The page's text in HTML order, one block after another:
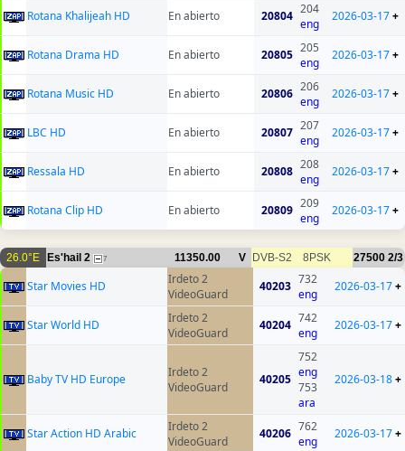
Rotana Khalijeah HD En abierto 20804 204
eng
2026-03-17+
Rotana Drama HD En abierto 20805 205
eng
2026-03-17+
Rotana Music HD En abierto 20806 206
eng
2026-03-17+
LBC HD En abierto 20807 207
eng
2026-03-17+
Ressala HD En abierto 20808 208
eng
2026-03-17+
Rotana Clip HD En abierto 20809 209
eng
2026-03-17+
26.0°E Es'hail 2 7 11350.00 V DVB-S2 8PSK 27500 2/3
Star Movies HD
Irdeto 2
VideoGuard
40203 732
eng
2026-03-17+
Star World HD
Irdeto 2
VideoGuard
40204 742
eng
2026-03-17+
Baby TV HD Europe
Irdeto 2
VideoGuard
40205
752
eng
753
ara
2026-03-18+
Star Action HD Arabic
Irdeto 2
VideoGuard
40206 762
eng
2026-03-17+